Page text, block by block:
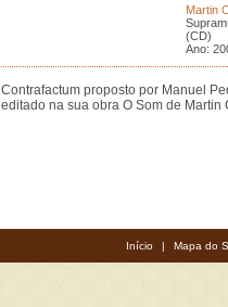
Martin
(CD)
Ano:
Contrafactum proposto por Manuel
editado na sua obra O Som de Martin
Início | Mapa do